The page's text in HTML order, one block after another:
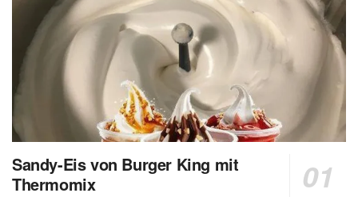
Sandy-Eis von Burger King mit
Thermomix